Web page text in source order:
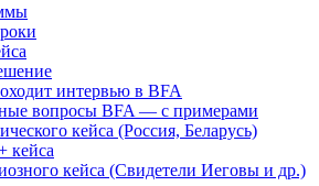
интервью в BFA
вопросы BFA — с примерами
кейса (Россия, Беларусь)
кейса
кейса (Свидетели Иеговы и др.)